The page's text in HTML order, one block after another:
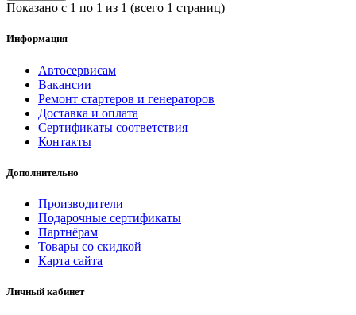
Показано с 1 по 1 из 1 (всего 1 страниц)
Информация
Автосервисам
Вакансии
Ремонт стартеров и генераторов
Доставка и оплата
Сертификаты соответствия
Контакты
Дополнительно
Производители
Подарочные сертификаты
Партнёрам
Товары со скидкой
Карта сайта
Личный кабинет